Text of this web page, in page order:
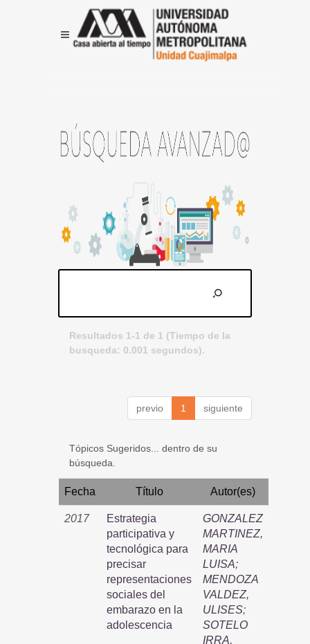
Resultados 1-1 de 1 (Tiempo de la
busqueda: 0.001 segundos).
previo 1 siguiente
Tópicos Sugeridos... dentro de su
búsqueda.
Fecha Título Autor(es)
2017
Estrategia
participativa y
tecnológica para
precisar
representaciones
sociales del
embarazo en la
adolescencia
GONZALEZ
MARTINEZ,
MARIA
LUISA;
MENDOZA
VALDEZ,
ULISES;
SOTELO
IRRA,